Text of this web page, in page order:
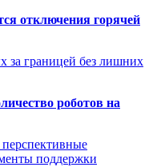
отключения горячей
за границей без лишних
роботов на
поддержки